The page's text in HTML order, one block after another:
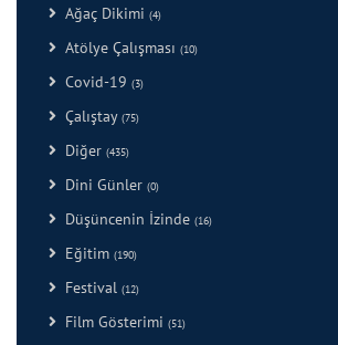
Ağaç Dikimi (4)
Atölye Çalışması (10)
Covid-19 (3)
Çalıştay (75)
Diğer (435)
Dini Günler (0)
Düşüncenin İzinde (16)
Eğitim (190)
Festival (12)
Film Gösterimi (51)